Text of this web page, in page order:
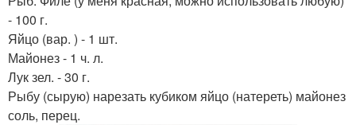
- 100 г.
Яйцо (вар. ) - 1 шт.
Майонез - 1 ч. л.
Лук зел. - 30 г.
Рыбу (сырую) нарезать кубиком яйцо (натереть) майонез
соль, перец.